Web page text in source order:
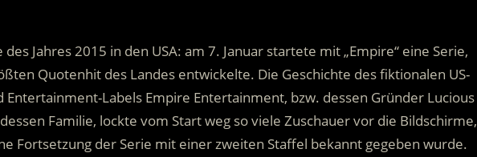
des Jahres 2015 in den USA: am 7. Januar startete mit „Empire“ eine Serie,
Quotenhit des Landes entwickelte. Die Geschichte des fiktionalen US-
Labels Empire Entertainment, bzw. dessen Gründer Lucious
Familie, lockte vom Start weg so viele Zuschauer vor die Bildschirme,
Fortsetzung der Serie mit einer zweiten Staffel bekannt gegeben wurde.